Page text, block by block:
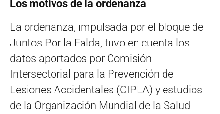
Los motivos de la ordenanza
La ordenanza, impulsada por el bloque de
Juntos Por la Falda, tuvo en cuenta los
datos aportados por Comisión
Intersectorial para la Prevención de
Lesiones Accidentales (CIPLA) y estudios
de la Organización Mundial de la Salud